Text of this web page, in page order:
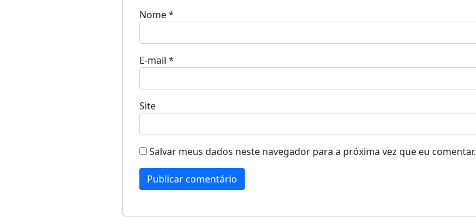
Nome*
E-mail *
Site
Salvar meus dados neste navegador para a próxima vez que eu comentar.